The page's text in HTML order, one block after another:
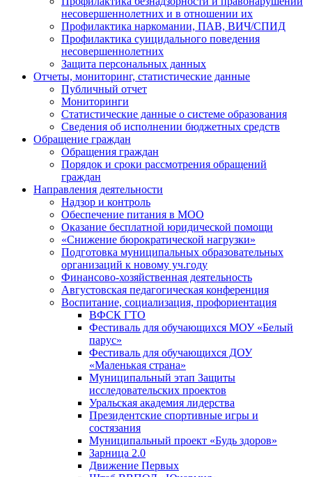
несовершеннолетних и в отношении их
Профилактика наркомании, ПАВ, ВИЧ/СПИД
Профилактика суицидального поведения
несовершеннолетних
Защита персональных данных
Отчеты, мониторинг, статистические данные
Публичный отчет
Мониторинги
Статистические данные о системе образования
Сведения об исполнении бюджетных средств
Обращение граждан
Обращения граждан
Порядок и сроки рассмотрения обращений
граждан
Направления деятельности
Надзор и контроль
Обеспечение питания в МОО
Оказание бесплатной юридической помощи
«Снижение бюрократической нагрузки»
Подготовка муниципальных образовательных
организаций к новому уч.году
Финансово-хозяйственная деятельность
Августовская педагогическая конференция
Воспитание, социализация, профориентация
ВФСК ГТО
Фестиваль для обучающихся МОУ «Белый
парус»
Фестиваль для обучающихся ДОУ
«Маленькая страна»
Муниципальный этап Защиты
исследовательских проектов
Уральская академия лидерства
Президентские спортивные игры и
состязания
Муниципальный проект «Будь здоров»
Зарница 2.0
Движение Первых